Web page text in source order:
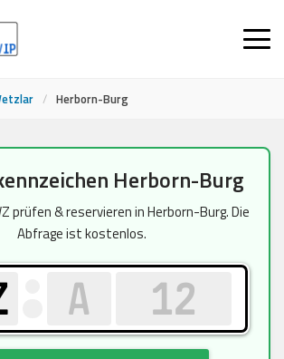
/ Herborn-Burg
Herborn-Burg
prüfen & reservieren in Herborn-Burg. Die
Abfrage ist kostenlos.